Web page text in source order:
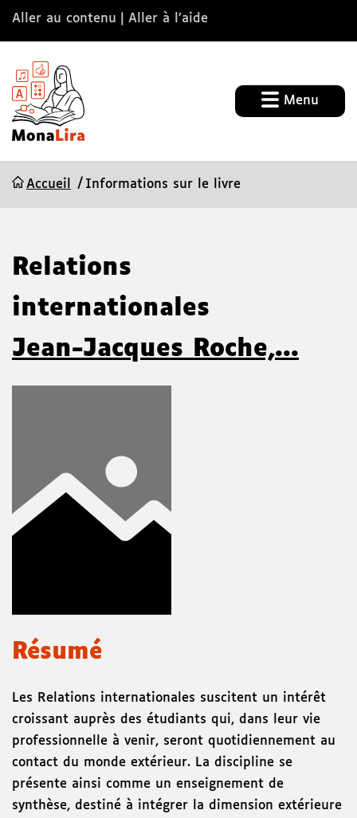
Aller au contenu Aller à l’aide
Menu
Accueil Informations sur le livre
Relations
internationales
Jean-Jacques Roche,...
Résumé
Les Relations internationales suscitent un intérêt
croissant auprès des étudiants qui, dans leur vie
professionnelle à venir, seront quotidiennement au
contact du monde extérieur. La discipline se
présente ainsi comme un enseignement de
synthèse, destiné à intégrer la dimension extérieure